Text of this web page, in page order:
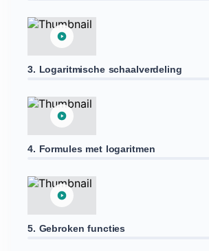
3. Logaritmische schaalverdeling
4. Formules met logaritmen
5. Gebroken functies